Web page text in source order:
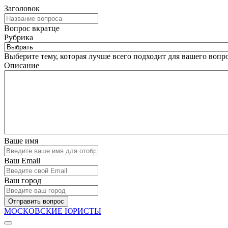
Заголовок
Вопрос вкратце
Рубрика
Выберите тему, которая лучше всего подходит для вашего
Описание
Ваше имя
Ваш Email
Ваш город
Отправить вопрос
МОСКОВСКИЕ ЮРИСТЫ